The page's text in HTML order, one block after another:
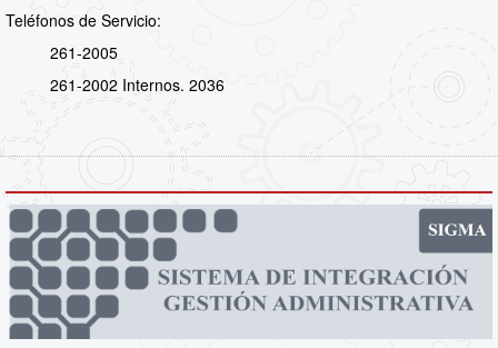
Teléfonos de Servicio:
261-2005
261-2002 Internos. 2036